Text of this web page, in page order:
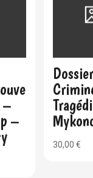
–
–
30,00€